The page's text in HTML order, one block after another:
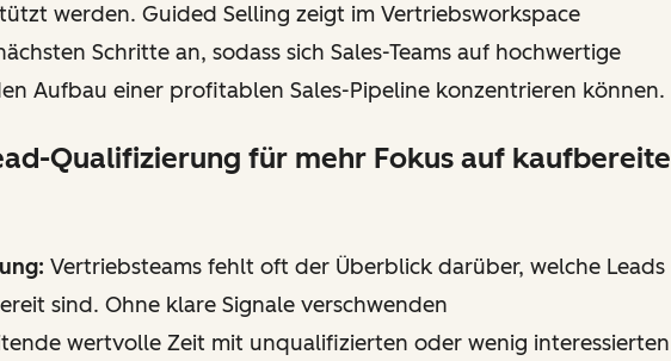
werden. Guided Selling zeigt im Vertriebsworkspace
Schritte an, sodass sich Sales-Teams auf hochwertige
Aufbau einer profitablen Sales-Pipeline konzentrieren können.
Qualifizierung für mehr Fokus auf kaufbereite
Vertriebsteams fehlt oft der Überblick darüber, welche Leads
sind. Ohne klare Signale verschwenden
wertvolle Zeit mit unqualifizierten oder wenig interessierten